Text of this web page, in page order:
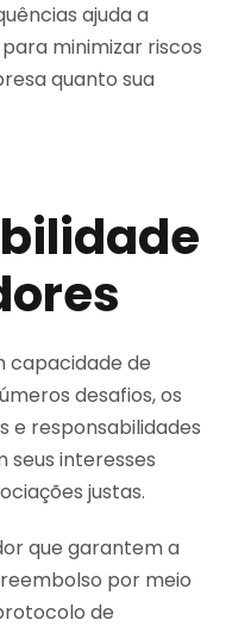
ajuda a
minimizar riscos
quanto sua
capacidade de
desafios, os
e responsabilidades
interesses
justas.
que garantem a
por meio
de